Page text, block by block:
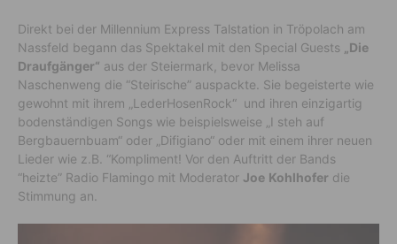
Direkt bei der Millennium Express Talstation in Tröpolach am
Nassfeld begann das Spektakel mit den Special Guests
„Die
Draufgänger“ aus der Steiermark, bevor Melissa
Naschenweng die “Steirische” auspackte. Sie begeisterte wie
gewohnt mit ihrem „LederHosenRock“ und ihren einzigartig
bodenständigen Songs wie beispielsweise „I steh auf
Bergbauernbuam“ oder „Difigiano“ oder mit einem ihrer neuen
Lieder wie z.B. “Kompliment! Vor den Auftritt der Bands
“heizte” Radio Flamingo mit Moderator Joe Kohlhofer die
Stimmung an.